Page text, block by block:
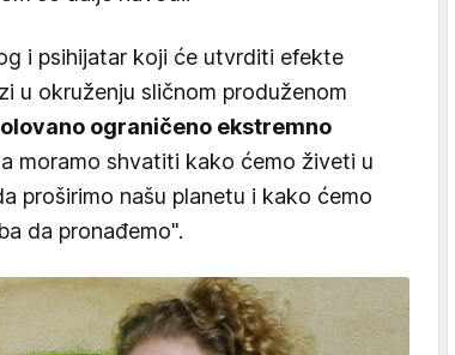
i psihijatar koji će utvrditi efekte
u okruženju sličnom produženom
ograničeno ekstremno
moramo shvatiti kako ćemo živeti u
proširimo našu planetu i kako ćemo
da pronađemo".